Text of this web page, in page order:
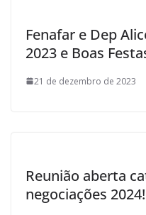
Fenafar e Dep
2023 e Boas
21 de dezembro de 2023
Reunião aberta
negociações 2024!